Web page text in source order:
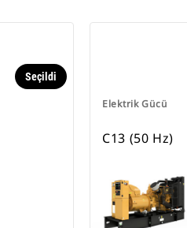
Seçildi
Elektrik Gücü
C13 (50 Hz)